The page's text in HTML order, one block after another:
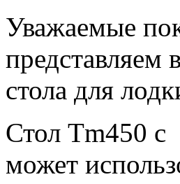
Уважаемые
стола для
Стол Tm450
может